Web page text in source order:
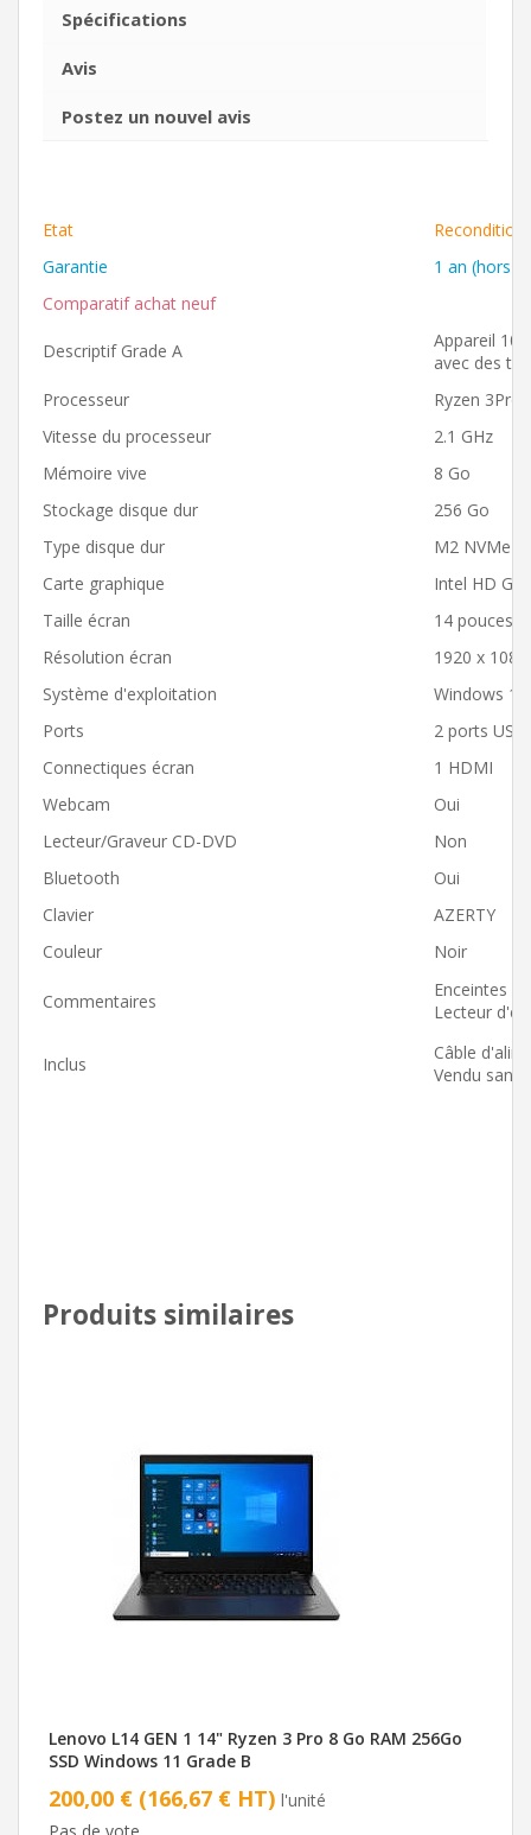
Spécifications
Avis
Postez un nouvel avis
Etat
Garantie
1 an (hors
Comparatif achat neuf
Descriptif Grade A
Appareil
avec des
Processeur
Ryzen 3Pro
Vitesse du processeur
2.1 GHz
Mémoire vive
8 Go
Stockage disque dur
256 Go
Type disque dur
M2 NVMe
Carte graphique
Intel HD
Taille écran
14 pouces
Résolution écran
1920 x 1080
Système d'exploitation
Windows
Ports
2 ports USB
Connectiques écran
1 HDMI
Webcam
Oui
Lecteur/Graveur CD-DVD
Non
Bluetooth
Oui
Clavier
AZERTY
Couleur
Noir
Commentaires
Enceintes
Lecteur
Inclus
Câble
Vendu sans
Produits similaires
Lenovo L14 GEN 1 14" Ryzen 3 Pro 8 Go RAM 256Go
SSD Windows 11 Grade B
200,00 € (166,67 € HT) l'unité
Pas de vote